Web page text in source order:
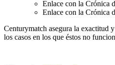
Enlace con la Crónica
Enlace con la Crónica
Centurymatch asegura la exactitud
los casos en los que éstos no